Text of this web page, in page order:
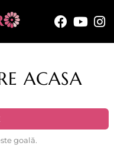
ACASA
goală.